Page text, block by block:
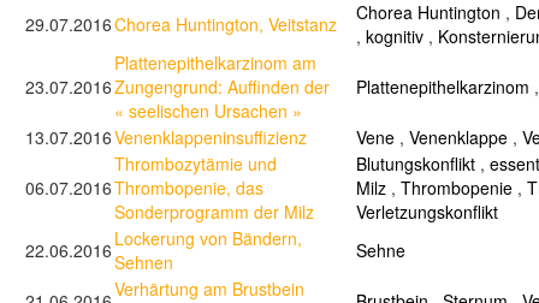
29.07.2016Chorea Huntington, Veitstanz Chorea Huntington ,
, kognitiv ,
23.07.2016
Plattenepithelkarzinom am
Zungengrund: Auffinden der
« seelischen Ursachen »
Plattenepithelkarzinom
13.07.2016Venenklappeninsuffizienz Vene , Venenklappe ,
06.07.2016
Thrombozytämie und
Thrombopenie, das
Sonderprogramm der Milz
Blutungskonflikt ,
Milz , Thrombopenie ,
Verletzungskonflikt
22.06.2016 Lockerung von Bändern,
Sehnen
Sehne
Verhärtung am Brustbein